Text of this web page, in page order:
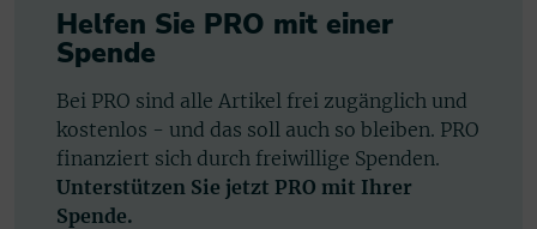
Helfen Sie PRO mit einer
Spende
Bei PRO sind alle Artikel frei zugänglich und
kostenlos - und das soll auch so bleiben. PRO
finanziert sich durch freiwillige Spenden.
Unterstützen Sie jetzt PRO mit Ihrer
Spende.